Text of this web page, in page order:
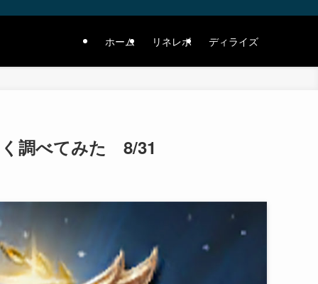
ホーム リネレボ ディライズ
調べてみた 8/31